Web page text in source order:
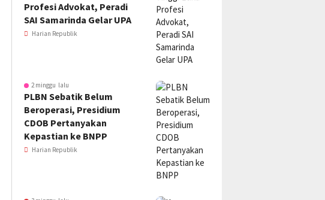
Profesi Advokat, Peradi
SAI Samarinda Gelar UPA
Harian Republik
2 minggu lalu
PLBN Sebatik Belum
Beroperasi, Presidium
CDOB Pertanyakan
Kepastian ke BNPP
Harian Republik